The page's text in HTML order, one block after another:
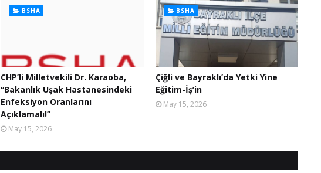
BSHA
CHP’li Milletvekili Dr. Karaoba,
“Bakanlık Uşak Hastanesindeki
Enfeksiyon Oranlarını
Açıklamalı!”
May 15, 2026
BSHA
Çiğli ve Bayraklı’da Yetki Yine
Eğitim-İş’in
May 15, 2026